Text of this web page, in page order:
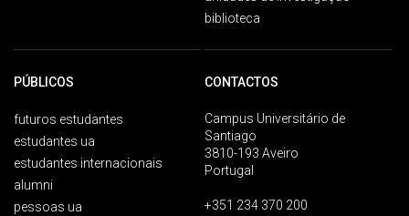
biblioteca
PÚBLICOS
futuros estudantes
estudantes ua
estudantes internacionais
alumni
pessoas ua
CONTACTOS
Campus Universitário de
Santiago
3810-193 Aveiro
Portugal
+351 234 370 200